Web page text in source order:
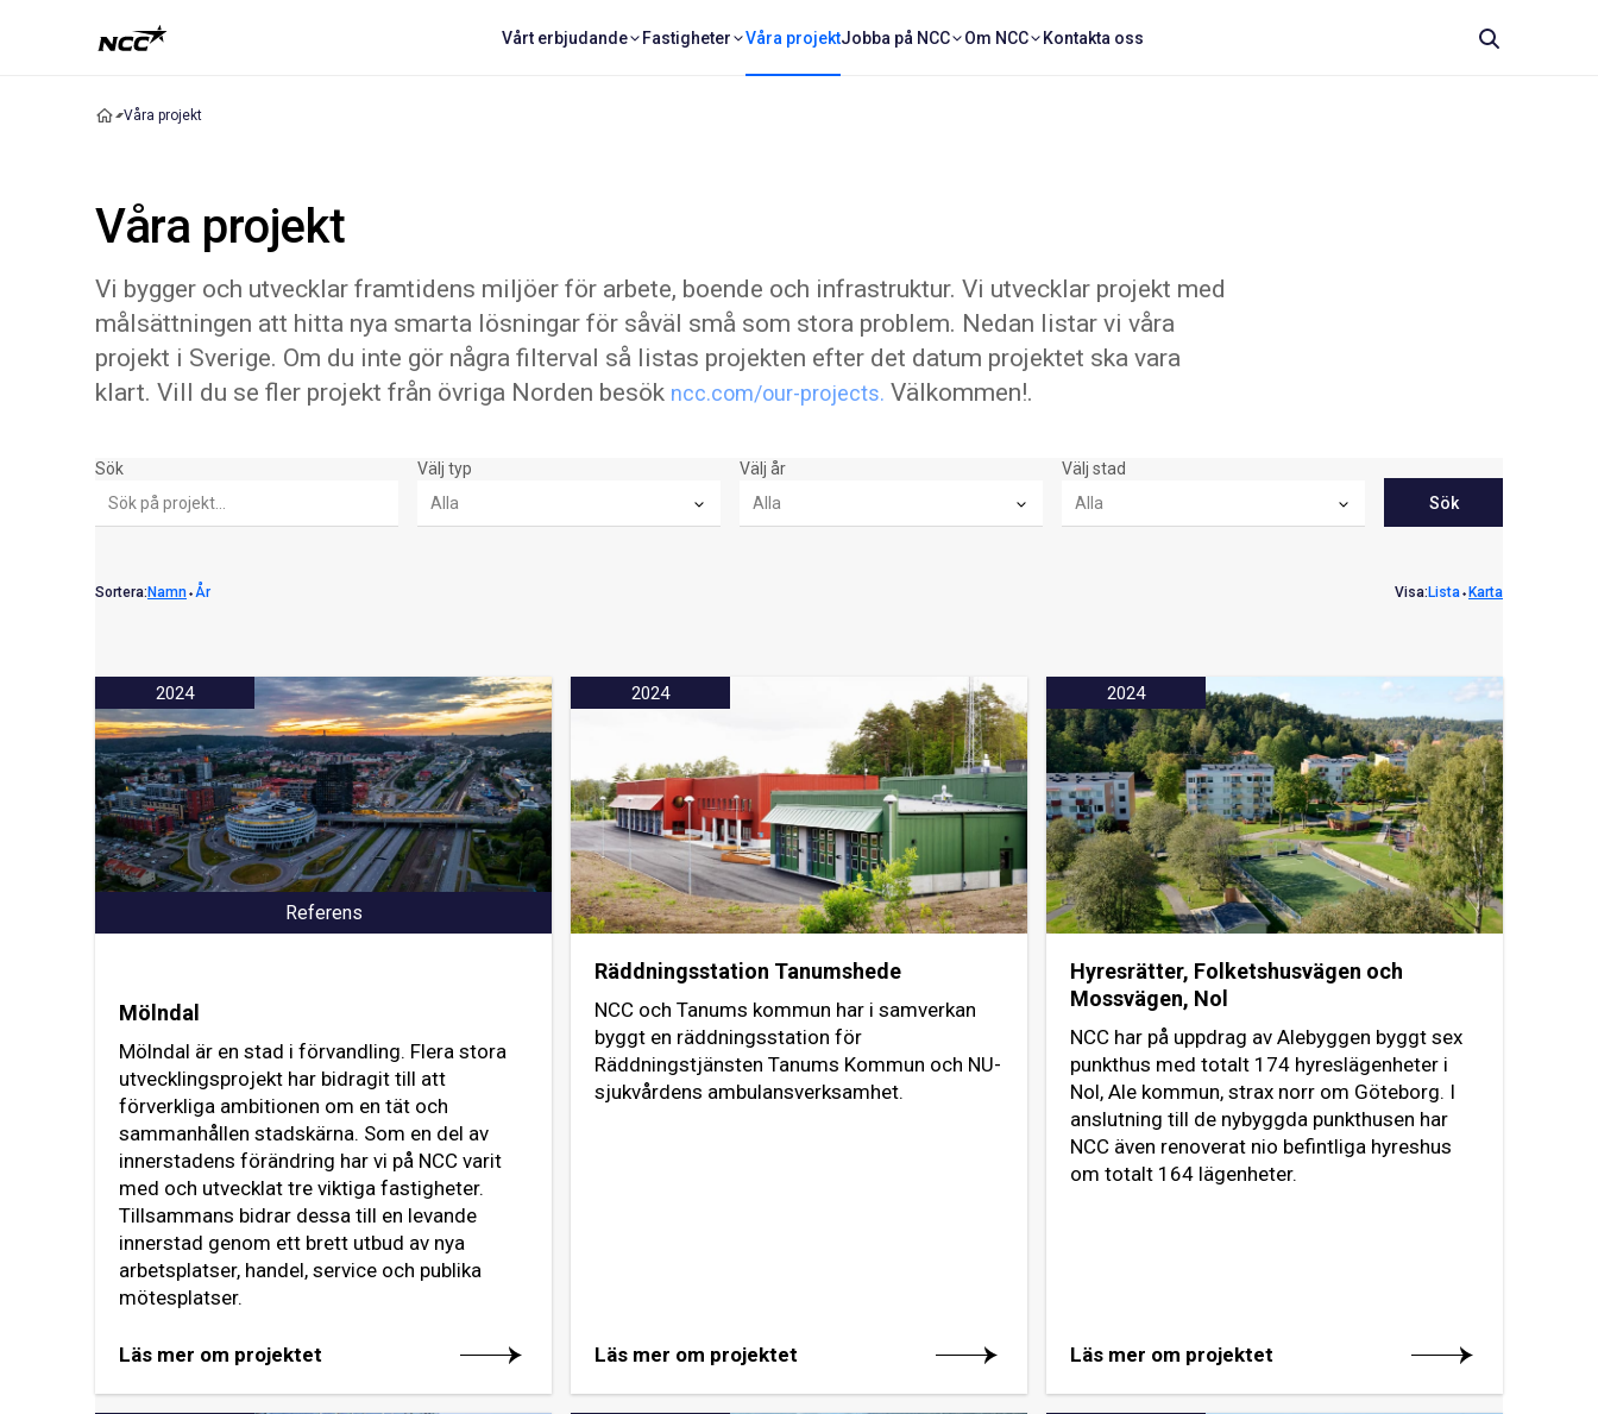
Vårt erbjudande Fastigheter Våra projektJobba på NCC Om NCC Kontakta oss
Våra projekt
Våra projekt
Vi bygger och utvecklar framtidens miljöer för arbete, boende och infrastruktur. Vi utvecklar projekt med
målsättningen att hitta nya smarta lösningar för såväl små som stora problem. Nedan listar vi våra
projekt i Sverige. Om du inte gör några filterval så listas projekten efter det datum projektet ska vara
klart. Vill du se fler projekt från övriga Norden besök ncc.com/our-projects. Välkommen!.
Sök & Filter
Sök Välj typ Välj år
Välj stad
Sök
Sortera: Namn⬩År Visa: Lista⬩ Karta
2024
Referens
Mölndal
Mölndal är en stad i förvandling. Flera stora
utvecklingsprojekt har bidragit till att
förverkliga ambitionen om en tät och
sammanhållen stadskärna. Som en del av
innerstadens förändring har vi på NCC varit
med och utvecklat tre viktiga fastigheter.
Tillsammans bidrar dessa till en levande
innerstad genom ett brett utbud av nya
arbetsplatser, handel, service och publika
mötesplatser.
Läs mer om projektet
2024
Räddningsstation Tanumshede
NCC och Tanums kommun har i samverkan
byggt en räddningsstation för
Räddningstjänsten Tanums Kommun och NU-
sjukvårdens ambulansverksamhet.
Läs mer om projektet
2024
Hyresrätter, Folketshusvägen och
Mossvägen, Nol
NCC har på uppdrag av Alebyggen byggt sex
punkthus med totalt 174 hyreslägenheter i
Nol, Ale kommun, strax norr om Göteborg. I
anslutning till de nybyggda punkthusen har
NCC även renoverat nio befintliga hyreshus
om totalt 164 lägenheter.
Läs mer om projektet